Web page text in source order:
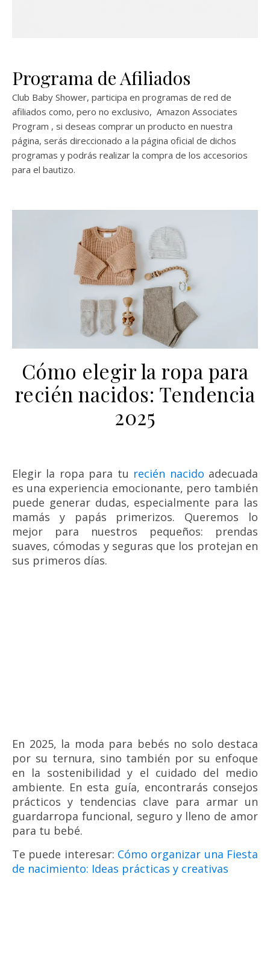
Programa de Afiliados
Club Baby Shower, participa en programas de red de
afiliados como, pero no exclusivo, Amazon Associates
Program , si deseas comprar un producto en nuestra
página, serás direccionado a la página oficial de dichos
programas y podrás realizar la compra de los accesorios
para el bautizo.
Cómo elegir la ropa para
recién nacidos: Tendencia
2025
Elegir la ropa para tu recién nacido adecuada
es una experiencia emocionante, pero también
puede generar dudas, especialmente para las
mamás y papás primerizos. Queremos lo
mejor para nuestros pequeños: prendas
suaves, cómodas y seguras que los protejan en
sus primeros días.
En 2025, la moda para bebés no solo destaca
por su ternura, sino también por su enfoque
en la sostenibilidad y el cuidado del medio
ambiente. En esta guía, encontrarás consejos
prácticos y tendencias clave para armar un
guardarropa funcional, seguro y lleno de amor
para tu bebé.
Te puede interesar: Cómo organizar una Fiesta
de nacimiento: Ideas prácticas y creativas